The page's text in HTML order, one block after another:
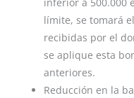
límite, se tomará
recibidas por el
se aplique esta
anteriores.
Reducción en la